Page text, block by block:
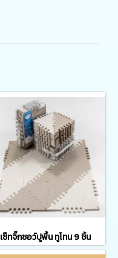
เซ็ทจิ๊กซอว์ปูพื้น ทูโทน 9 ชิ้น